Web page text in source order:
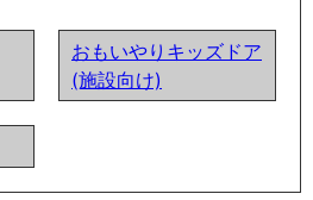
おもいやりキッズドア
(施設向け)